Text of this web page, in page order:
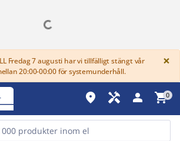
Fredag 7 augusti har vi tillfälligt stängt vår
20:00-00:00 för systemunderhåll.
×
place handyman person shopping_cart0